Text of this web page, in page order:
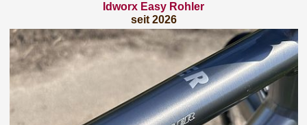
Idworx Easy Rohler
seit 2026